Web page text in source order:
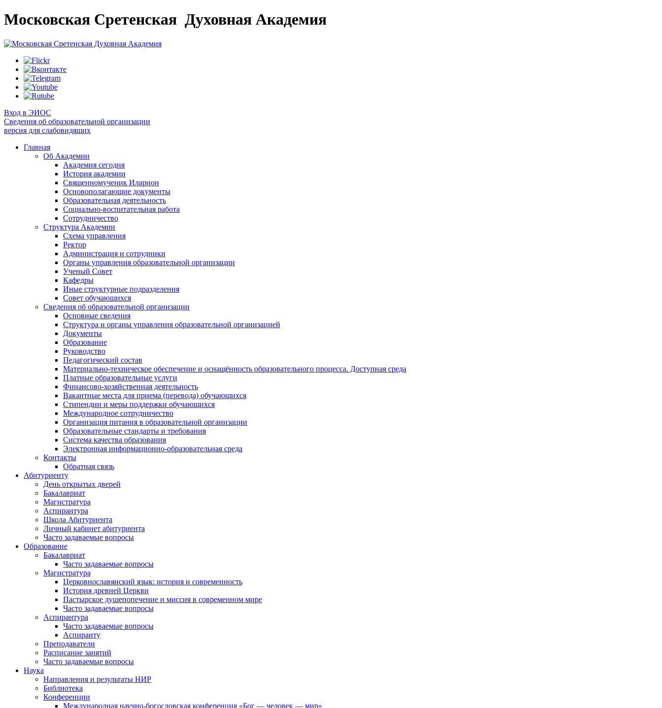
Московская Сретенская Духовная Академия
Вход в ЭИОС
Сведения об образовательной организации
версия для слабовидящих
Главная
Об Академии
Академия сегодня
История академии
Священномученик Иларион
Основополагающие документы
Образовательная деятельность
Социально-воспитательная работа
Сотрудничество
Структура Академии
Схема управления
Ректор
Администрация и сотрудники
Органы управления образовательной организации
Ученый Совет
Кафедры
Иные структурные подразделения
Совет обучающихся
Сведения об образовательной организации
Основные сведения
Структура и органы управления образовательной организацией
Документы
Образование
Руководство
Педагогический состав
Материально-техническое обеспечение и оснащённость образовательного процесса. Доступная среда
Платные образовательные услуги
Финансово-хозяйственная деятельность
Вакантные места для приема (перевода) обучающихся
Стипендии и меры поддержки обучающихся
Международное сотрудничество
Организация питания в образовательной организации
Образовательные стандарты и требования
Система качества образования
Электронная информационно-образовательная среда
Контакты
Обратная связь
Абитуриенту
День открытых дверей
Бакалавриат
Магистратура
Аспирантура
Школа Абитуриента
Личный кабинет абитуриента
Часто задаваемые вопросы
Образование
Бакалавриат
Часто задаваемые вопросы
Магистратура
Церковнославянский язык: история и современность
История древней Церкви
Пастырское душепопечение и миссия в современном мире
Часто задаваемые вопросы
Аспирантура
Часто задаваемые вопросы
Аспиранту
Преподаватели
Расписание занятий
Часто задаваемые вопросы
Наука
Направления и результаты НИР
Библиотека
Конференции
Международная научно-богословская конференция «Бог — человек — мир»